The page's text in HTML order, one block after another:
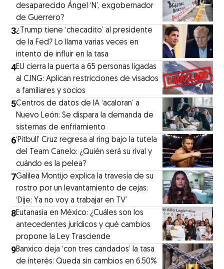
desaparecido Ángel ‘N’, exgobernador
de Guerrero?
3¿Trump tiene ‘checadito’ al presidente
de la Fed? Lo llama varias veces en
intento de influir en la tasa
4EU cierra la puerta a 65 personas ligadas
al CJNG: Aplican restricciones de visados
a familiares y socios
5Centros de datos de IA ‘acaloran’ a
Nuevo León: Se dispara la demanda de
sistemas de enfriamiento
6‘Pitbull’ Cruz regresa al ring bajo la tutela
del Team Canelo: ¿Quién será su rival y
cuándo es la pelea?
7Galilea Montijo explica la travesía de su
rostro por un levantamiento de cejas:
‘Dije: Ya no voy a trabajar en TV’
8Eutanasia en México: ¿Cuáles son los
antecedentes jurídicos y qué cambios
propone la Ley Trasciende
9Banxico deja ‘con tres candados’ la tasa
de interés: Queda sin cambios en 6.50%